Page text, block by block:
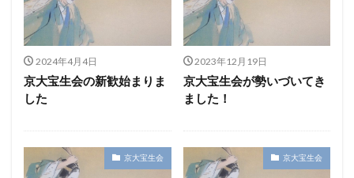
2024年4月4日
京大宝生会の新歓始まりま
した
2023年12月19日
京大宝生会が勢いづいてき
ました！
京大宝生会 京大宝生会